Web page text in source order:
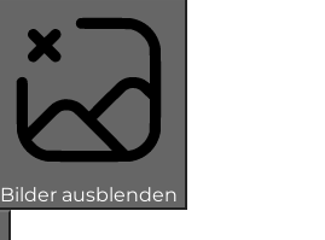
Bilder ausblenden